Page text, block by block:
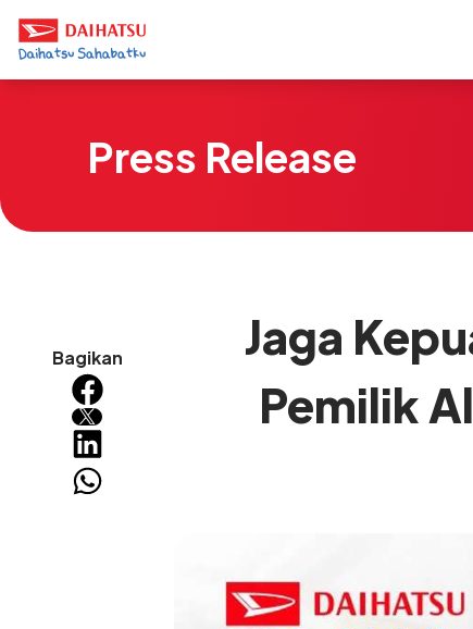
Press Release
Bagikan
Jaga
Pemilik